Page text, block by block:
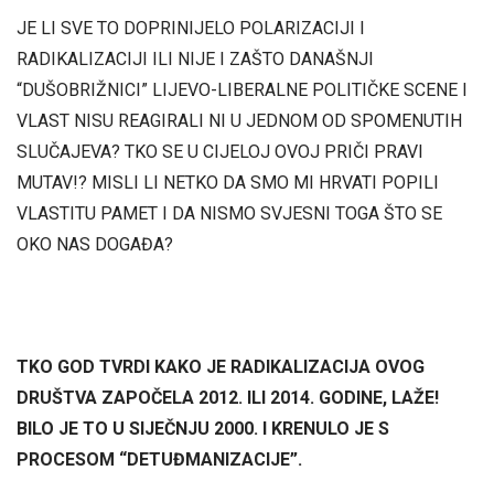
JE LI SVE TO DOPRINIJELO POLARIZACIJI I
RADIKALIZACIJI ILI NIJE I ZAŠTO DANAŠNJI
“DUŠOBRIŽNICI” LIJEVO-LIBERALNE POLITIČKE SCENE I
VLAST NISU REAGIRALI NI U JEDNOM OD SPOMENUTIH
SLUČAJEVA? TKO SE U CIJELOJ OVOJ PRIČI PRAVI
MUTAV!? MISLI LI NETKO DA SMO MI HRVATI POPILI
VLASTITU PAMET I DA NISMO SVJESNI TOGA ŠTO SE
OKO NAS DOGAĐA?
TKO GOD TVRDI KAKO JE RADIKALIZACIJA OVOG
DRUŠTVA ZAPOČELA 2012. ILI 2014. GODINE, LAŽE!
BILO JE TO U SIJEČNJU 2000. I KRENULO JE S
PROCESOM “DETUĐMANIZACIJE”.